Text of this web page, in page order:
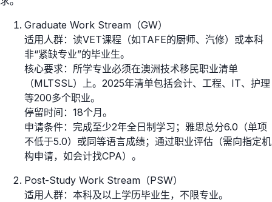
Graduate Work Stream（GW）
适用人群：读VET课程（如TAFE的厨师、汽修）或本科
非“紧缺专业”的毕业生。
核心要求：所学专业必须在澳洲技术移民职业清单
（MLTSSL）上。2025年清单包括会计、工程、IT、护理
等200多个职业。
停留时间：18个月。
申请条件：完成至少2年全日制学习；雅思总分6.0（单项
不低于5.0）或同等语言成绩；通过职业评估（需向指定机
构申请，如会计找CPA）。
Post-Study Work Stream（PSW）
适用人群：本科及以上学历毕业生，不限专业。